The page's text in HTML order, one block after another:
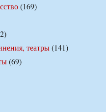
(169)
театры(141)
(69)